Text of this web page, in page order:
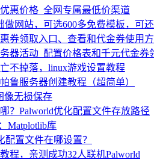
惠价格_全网专属最低价渠道
网站，可选600多免费模板，可还
券领取入口、查看和代金券使用
器活动_配置价格表和千元代金券
不掉落，linux游戏设置教程
鲁服务器创建教程（超简单）
像无损保存
？Palworld优化配置文件存放路径
Matplotlib库
配置文件在哪设置？
程，亲测成功32人联机Palworld